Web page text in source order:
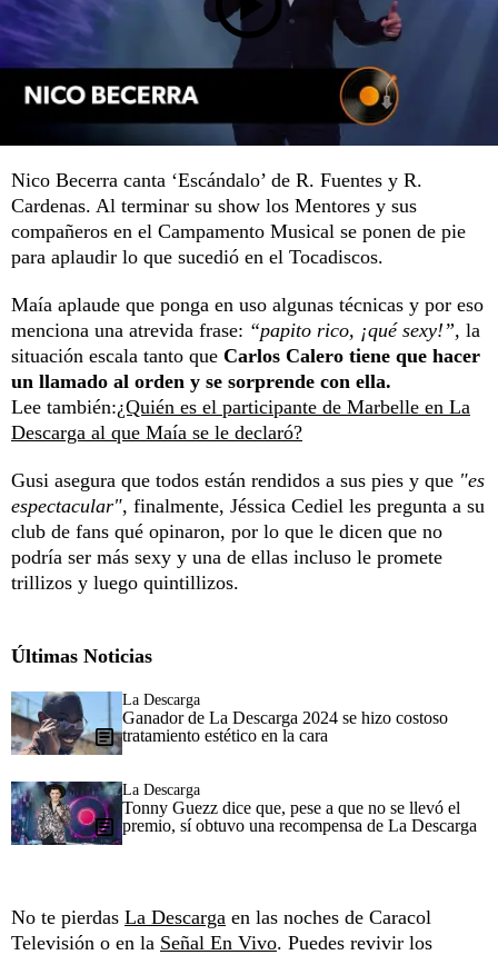
Nico Becerra canta ‘Escándalo’ de R. Fuentes y R.
Cardenas. Al terminar su show los Mentores y sus
compañeros en el Campamento Musical se ponen de pie
para aplaudir lo que sucedió en el Tocadiscos.
Maía aplaude que ponga en uso algunas técnicas y por eso
menciona una atrevida frase: “papito rico, ¡qué sexy!”, la
situación escala tanto que Carlos Calero tiene que hacer
un llamado al orden y se sorprende con ella.
Lee también:¿Quién es el participante de Marbelle en La
Descarga al que Maía se le declaró?
Gusi asegura que todos están rendidos a sus pies y que "es
espectacular", finalmente, Jéssica Cediel les pregunta a su
club de fans qué opinaron, por lo que le dicen que no
podría ser más sexy y una de ellas incluso le promete
trillizos y luego quintillizos.
Últimas Noticias
La Descarga
Ganador de La Descarga 2024 se hizo costoso
tratamiento estético en la cara
La Descarga
Tonny Guezz dice que, pese a que no se llevó el
premio, sí obtuvo una recompensa de La Descarga
No te pierdas La Descarga en las noches de Caracol
Televisión o en la Señal En Vivo. Puedes revivir los